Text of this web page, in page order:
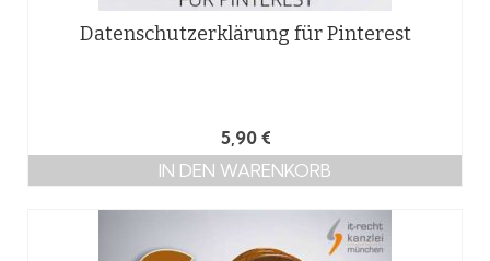
Datenschutzerklärung für Pinterest
5,90 €
IN DEN WARENKORB